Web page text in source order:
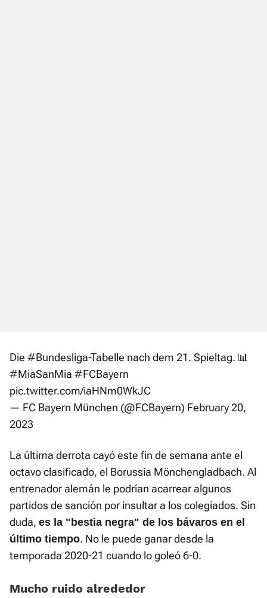
Die #Bundesliga-Tabelle nach dem 21. Spieltag. 📊
#MiaSanMia #FCBayern
pic.twitter.com/iaHNm0WkJC
— FC Bayern München (@FCBayern) February 20,
2023
La última derrota cayó este fin de semana ante el
octavo clasificado, el Borussia Mönchengladbach. Al
entrenador alemán le podrían acarrear algunos
partidos de sanción por insultar a los colegiados. Sin
duda, es la "bestia negra" de los bávaros en el
último tiempo. No le puede ganar desde la
temporada 2020-21 cuando lo goleó 6-0.
Mucho ruido alrededor